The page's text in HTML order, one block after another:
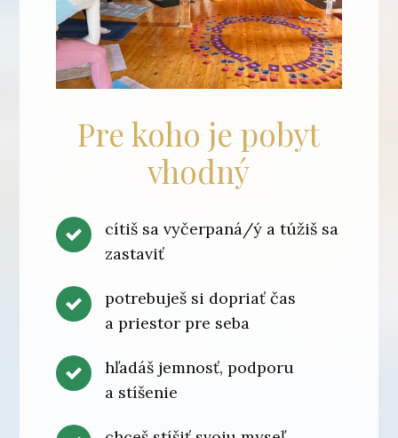
Pre koho je pobyt
vhodný
cítiš sa vyčerpaná/ý a túžiš sa
zastaviť
potrebuješ si dopriať čas
a priestor pre seba
hľadáš jemnosť, podporu
a stíšenie